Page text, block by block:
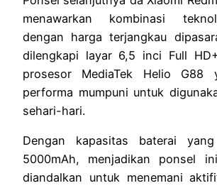
menawarkan kombinasi
dengan harga terjangkau
dilengkapi layar 6,5 inci Full
prosesor MediaTek Helio G88
performa mumpuni untuk
sehari-hari.
Dengan kapasitas baterai
5000mAh, menjadikan ponsel
diandalkan untuk menemani